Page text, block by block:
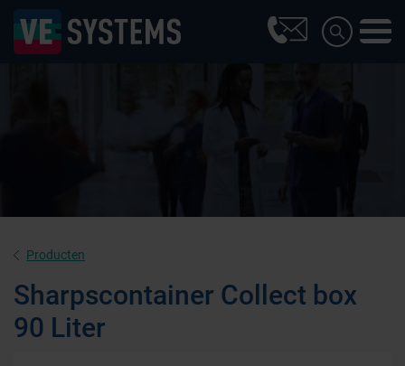
Producten
Sharpscontainer Collect box
90 Liter